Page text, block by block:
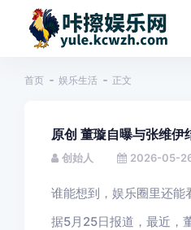
首页 娱乐生活 正文
原创 董璇自曝与张维伊
创始人 2026-05-
谁能想到，娱乐圈里还能
据5月25日报道，最近，